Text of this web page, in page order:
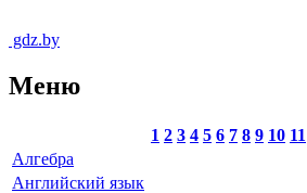
gdz.by
Меню
1 2 3 4 5 6 7 8 9 10 11
Алгебра
Английский язык